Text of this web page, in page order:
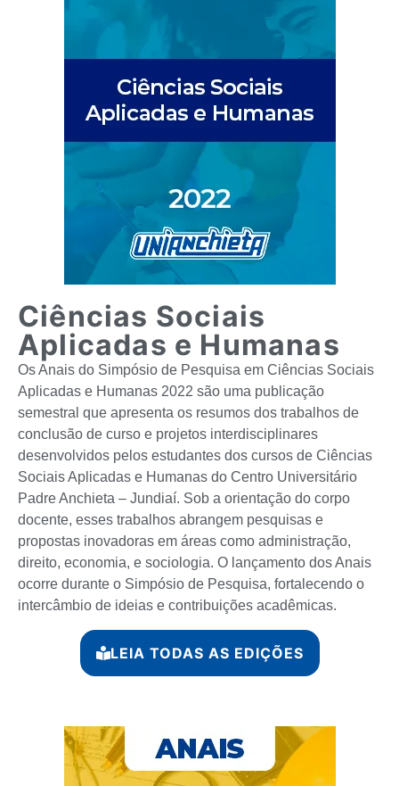
Ciências Sociais
Aplicadas e Humanas
Os Anais do Simpósio de Pesquisa em Ciências Sociais
Aplicadas e Humanas 2022 são uma publicação
semestral que apresenta os resumos dos trabalhos de
conclusão de curso e projetos interdisciplinares
desenvolvidos pelos estudantes dos cursos de Ciências
Sociais Aplicadas e Humanas do Centro Universitário
Padre Anchieta – Jundiaí. Sob a orientação do corpo
docente, esses trabalhos abrangem pesquisas e
propostas inovadoras em áreas como administração,
direito, economia, e sociologia. O lançamento dos Anais
ocorre durante o Simpósio de Pesquisa, fortalecendo o
intercâmbio de ideias e contribuições acadêmicas.
LEIA TODAS AS EDIÇÕES